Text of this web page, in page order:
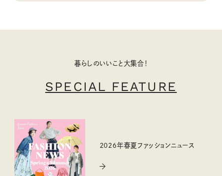
暮らしのいいこと大集合！
SPECIAL FEATURE
2026年春夏ファッションニュース